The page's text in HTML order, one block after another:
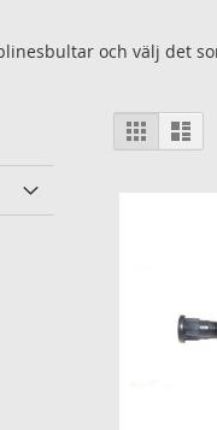
och välj det
Visa
som
Rutnät